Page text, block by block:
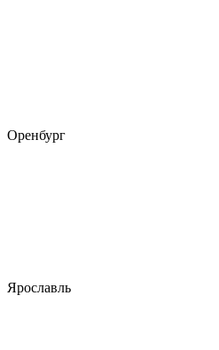
Оренбург
Ярославль